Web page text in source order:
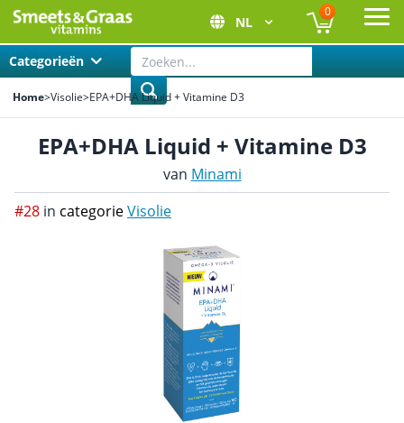
NL
0
Categorieën
Home>Visolie>EPA+DHA Liquid + Vitamine D3
EPA+DHA Liquid + Vitamine D3
van Minami
#28 in categorieVisolie